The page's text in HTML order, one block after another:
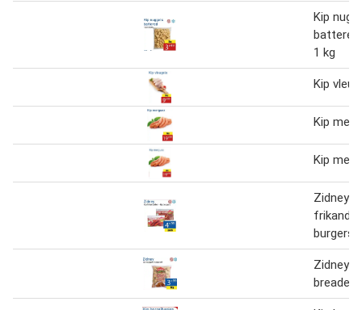
Kip
battered
1 kg
Kip
Kip
Kip
Zidney
burgers
Zidney
breaded